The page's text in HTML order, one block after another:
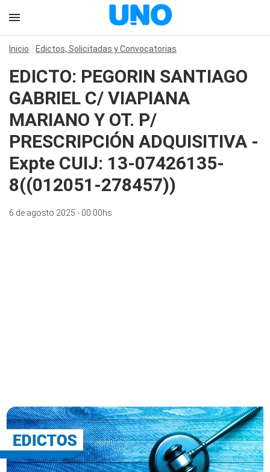
Inicio Edictos, Solicitadas y Convocatorias
EDICTO: PEGORIN SANTIAGO
GABRIEL C/ VIAPIANA
MARIANO Y OT. P/
PRESCRIPCIÓN ADQUISITIVA -
Expte CUIJ: 13-07426135-
8((012051-278457))
6 de agosto 2025 - 00:00hs